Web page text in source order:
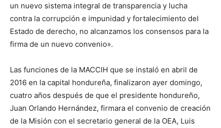
un nuevo sistema integral de transparencia y lucha
contra la corrupción e impunidad y fortalecimiento del
Estado de derecho, no alcanzamos los consensos para la
firma de un nuevo convenio».
Las funciones de la MACCIH que se instaló en abril de
2016 en la capital hondureña, finalizaron ayer domingo,
cuatro años después de que el presidente hondureño,
Juan Orlando Hernández, firmara el convenio de creación
de la Misión con el secretario general de la OEA, Luis